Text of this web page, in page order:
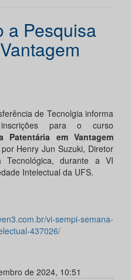
a Pesquisa
de Tecnolgia informa
para o curso
Patentária em Vantagem
Henry Jun Suzuki, Diretor
Tecnológica, durante a VI
Intelectual da UFS.
vi-sempi-semana-
437026/
de 2024, 10:51